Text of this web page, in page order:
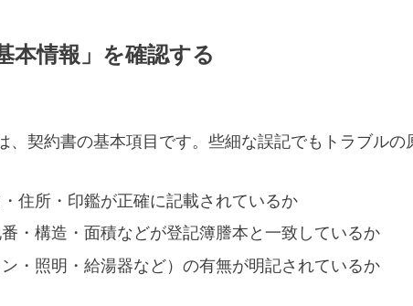
本情報」を確認する
、契約書の基本項目です。些細な誤記でもトラブルの
住所・印鑑が正確に記載されているか
・構造・面積などが登記簿謄本と一致しているか
・照明・給湯器など）の有無が明記されているか